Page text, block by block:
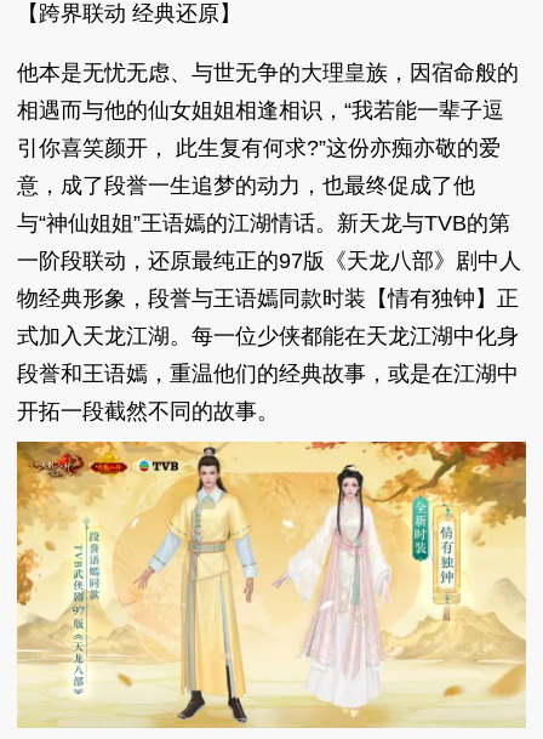
【跨界联动 经典还原】
他本是无忧无虑、与世无争的大理皇族，因宿命般的
相遇而与他的仙女姐姐相逢相识，“我若能一辈子逗
引你喜笑颜开， 此生复有何求?”这份亦痴亦敬的爱
意，成了段誉一生追梦的动力，也最终促成了他
与“神仙姐姐”王语嫣的江湖情话。新天龙与TVB的第
一阶段联动，还原最纯正的97版《天龙八部》剧中人
物经典形象，段誉与王语嫣同款时装【情有独钟】正
式加入天龙江湖。每一位少侠都能在天龙江湖中化身
段誉和王语嫣，重温他们的经典故事，或是在江湖中
开拓一段截然不同的故事。